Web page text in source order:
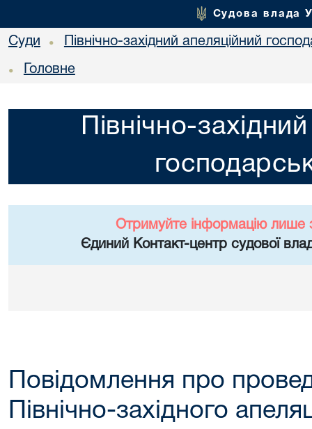
Судова влада
Суди • Північно-західний апеляційний
• Головне
Північно-
Отримуйте інформацію лише
Єдиний Контакт-центр судової
Повідомлення про
Північно-західного